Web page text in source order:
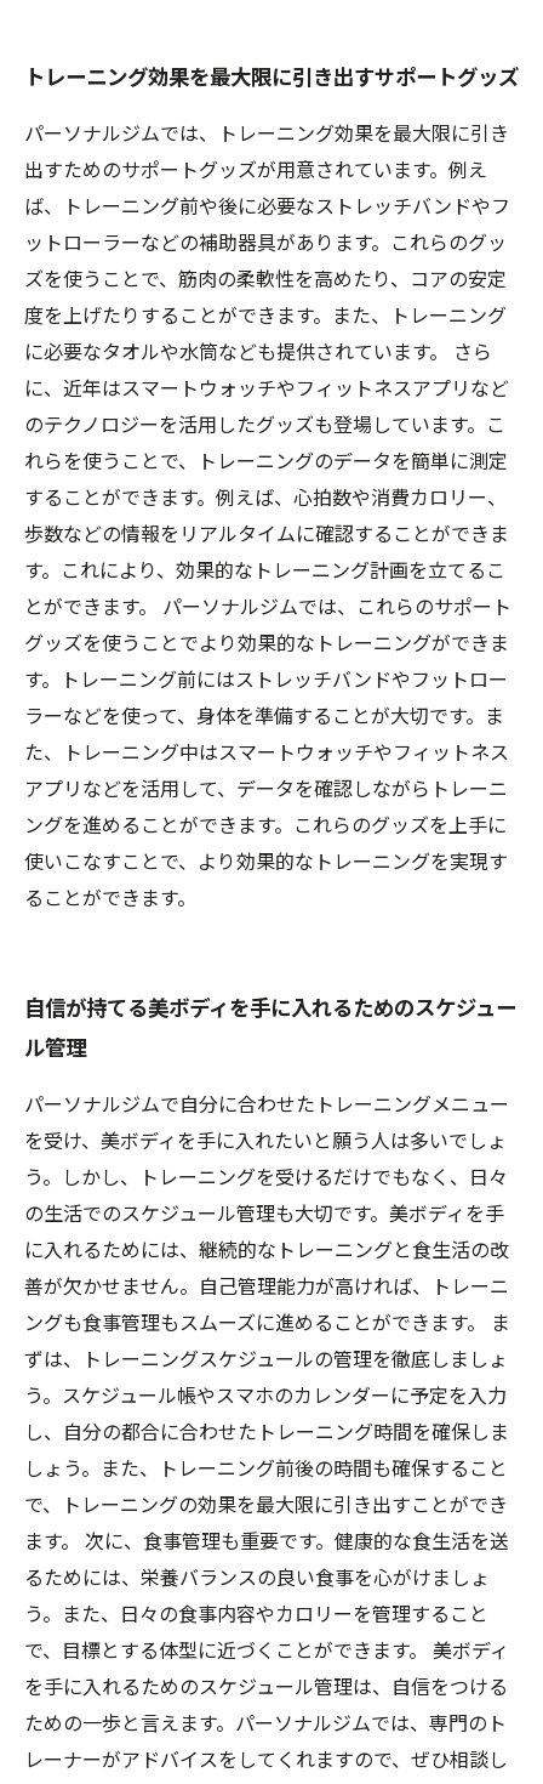
トレーニング効果を最大限に引き出すサポートグッズ
パーソナルジムでは、トレーニング効果を最大限に引き
出すためのサポートグッズが用意されています。例え
ば、トレーニング前や後に必要なストレッチバンドやフ
ットローラーなどの補助器具があります。これらのグッ
ズを使うことで、筋肉の柔軟性を高めたり、コアの安定
度を上げたりすることができます。また、トレーニング
に必要なタオルや水筒なども提供されています。 さら
に、近年はスマートウォッチやフィットネスアプリなど
のテクノロジーを活用したグッズも登場しています。こ
れらを使うことで、トレーニングのデータを簡単に測定
することができます。例えば、心拍数や消費カロリー、
歩数などの情報をリアルタイムに確認することができま
す。これにより、効果的なトレーニング計画を立てるこ
とができます。 パーソナルジムでは、これらのサポート
グッズを使うことでより効果的なトレーニングができま
す。トレーニング前にはストレッチバンドやフットロー
ラーなどを使って、身体を準備することが大切です。ま
た、トレーニング中はスマートウォッチやフィットネス
アプリなどを活用して、データを確認しながらトレーニ
ングを進めることができます。これらのグッズを上手に
使いこなすことで、より効果的なトレーニングを実現す
ることができます。
自信が持てる美ボディを手に入れるためのスケジュー
ル管理
パーソナルジムで自分に合わせたトレーニングメニュー
を受け、美ボディを手に入れたいと願う人は多いでしょ
う。しかし、トレーニングを受けるだけでもなく、日々
の生活でのスケジュール管理も大切です。美ボディを手
に入れるためには、継続的なトレーニングと食生活の改
善が欠かせません。自己管理能力が高ければ、トレーニ
ングも食事管理もスムーズに進めることができます。 ま
ずは、トレーニングスケジュールの管理を徹底しましょ
う。スケジュール帳やスマホのカレンダーに予定を入力
し、自分の都合に合わせたトレーニング時間を確保しま
しょう。また、トレーニング前後の時間も確保すること
で、トレーニングの効果を最大限に引き出すことができ
ます。 次に、食事管理も重要です。健康的な食生活を送
るためには、栄養バランスの良い食事を心がけましょ
う。また、日々の食事内容やカロリーを管理すること
で、目標とする体型に近づくことができます。 美ボディ
を手に入れるためのスケジュール管理は、自信をつける
ための一歩と言えます。パーソナルジムでは、専門のト
レーナーがアドバイスをしてくれますので、ぜひ相談し